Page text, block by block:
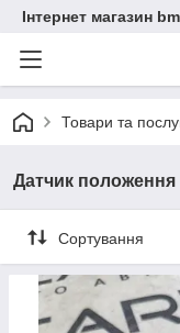
Інтернет магазин
Товари та
Датчик положення
Сортування